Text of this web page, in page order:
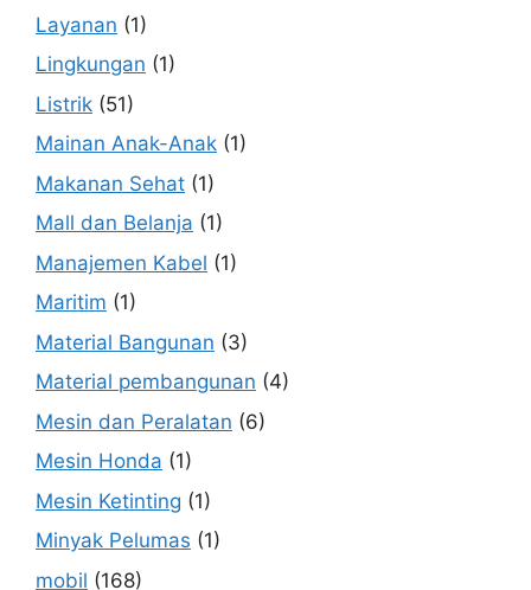
Layanan (1)
Lingkungan (1)
Listrik (51)
Mainan Anak-Anak (1)
Makanan Sehat (1)
Mall dan Belanja (1)
Manajemen Kabel (1)
Maritim (1)
Material Bangunan (3)
Material pembangunan (4)
Mesin dan Peralatan (6)
Mesin Honda (1)
Mesin Ketinting (1)
Minyak Pelumas (1)
mobil (168)